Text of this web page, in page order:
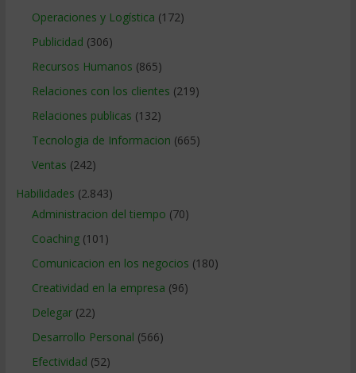
Operaciones y Logística (172)
Publicidad (306)
Recursos Humanos (865)
Relaciones con los clientes (219)
Relaciones publicas (132)
Tecnologia de Informacion (665)
Ventas (242)
Habilidades (2.843)
Administracion del tiempo (70)
Coaching(101)
Comunicacion en los negocios (180)
Creatividad en la empresa (96)
Delegar(22)
Desarrollo Personal (566)
Efectividad (52)